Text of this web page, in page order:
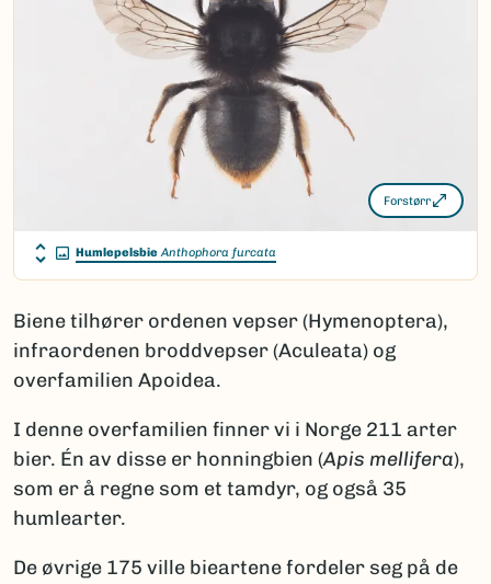
Forstørr
Humlepelsbie Anthophora furcata
Biene tilhører ordenen vepser (Hymenoptera),
infraordenen broddvepser (Aculeata) og
overfamilien Apoidea.
I denne overfamilien finner vi i Norge 211 arter
bier. Én av disse er honningbien (Apis mellifera),
som er å regne som et tamdyr, og også 35
humlearter.
De øvrige 175 ville bieartene fordeler seg på de